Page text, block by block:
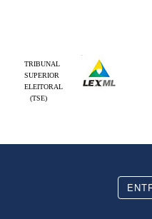
TRIBUNAL
SUPERIOR
ELEITORAL
(TSE)